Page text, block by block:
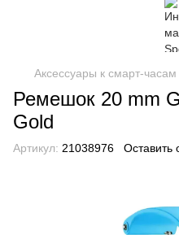
Аксессуары к смарт-часам
Ремешок 20 mm
Gold
Артикул: 21038976 Оставить